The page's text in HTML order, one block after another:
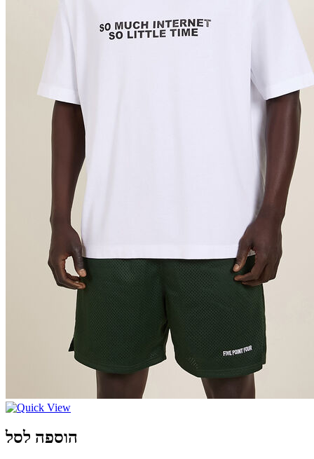
הוספה לסל